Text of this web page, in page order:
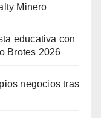
Minero
educativa con
Brotes 2026
negocios tras